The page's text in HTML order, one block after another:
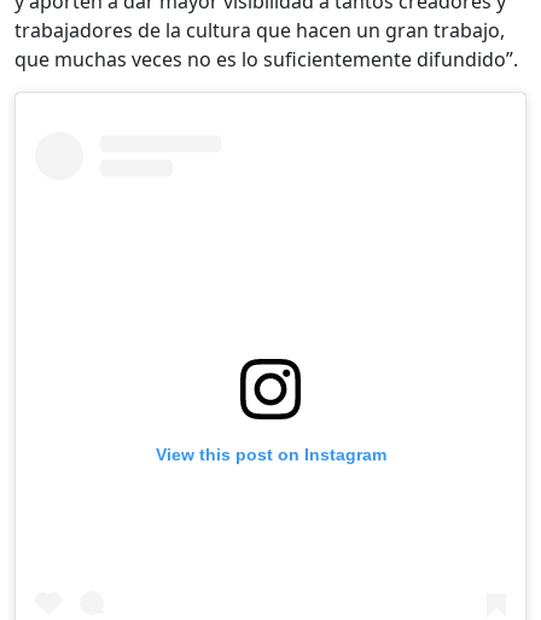
trabajadores de la cultura que hacen un gran trabajo,
que muchas veces no es lo suficientemente difundido”.
View this post on Instagram